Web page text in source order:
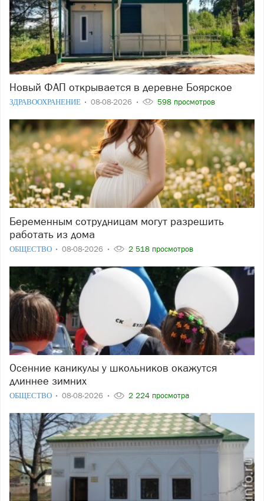
Новый ФАП открывается в деревне Боярское
ЗДРАВООХРАНЕНИЕ 08-08-2026 598 просмотров
Беременным сотрудницам могут разрешить
работать из дома
ОБЩЕСТВО 08-08-2026 2 518 просмотров
Осенние каникулы у школьников окажутся
длиннее зимних
ОБЩЕСТВО 08-08-2026 2 224 просмотра